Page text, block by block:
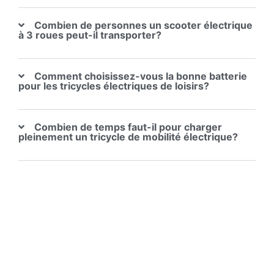
Combien de personnes un scooter électrique
à 3 roues peut-il transporter?
Comment choisissez-vous la bonne batterie
pour les tricycles électriques de loisirs?
Combien de temps faut-il pour charger
pleinement un tricycle de mobilité électrique?